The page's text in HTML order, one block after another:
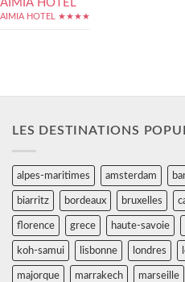
AIMIA HOTEL
AIMIA HOTEL ★★★★
LES DESTINATIONS
alpes-maritimes amsterdam
biarritz bordeaux bruxelles
florence grece haute-savoie
koh-samui lisbonne londres
majorque marrakech marseille